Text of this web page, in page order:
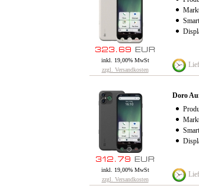
inkl. 19,00% MwSt
zzgl. Versandkosten
Doro
inkl. 19,00% MwSt
zzgl. Versandkosten